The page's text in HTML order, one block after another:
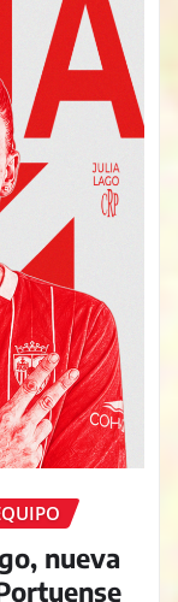
nueva